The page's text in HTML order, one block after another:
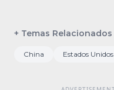
+ Temas Relacionados
China Estados Unidos